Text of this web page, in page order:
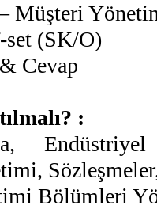
Müşteri
set (SK/O)
Cevap
:
Bölümleri